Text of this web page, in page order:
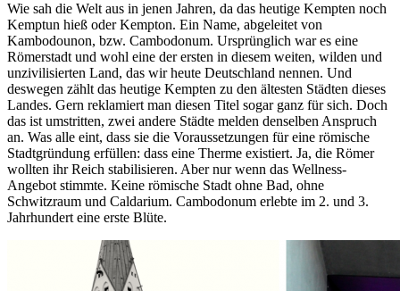
Wie sah die Welt aus in jenen Jahren, da das heutige Kempten noch
Kemptun hieß oder Kempton. Ein Name, abgeleitet von
Kambodounon, bzw. Cambodonum. Ursprünglich war es eine
Römerstadt und wohl eine der ersten in diesem weiten, wilden und
unzivilisierten Land, das wir heute Deutschland nennen. Und
deswegen zählt das heutige Kempten zu den ältesten Städten dieses
Landes. Gern reklamiert man diesen Titel sogar ganz für sich. Doch
das ist umstritten, zwei andere Städte melden denselben Anspruch
an. Was alle eint, dass sie die Voraussetzungen für eine römische
Stadtgründung erfüllen: dass eine Therme existiert. Ja, die Römer
wollten ihr Reich stabilisieren. Aber nur wenn das Wellness-
Angebot stimmte. Keine römische Stadt ohne Bad, ohne
Schwitzraum und Caldarium. Cambodonum erlebte im 2. und 3.
Jahrhundert eine erste Blüte.